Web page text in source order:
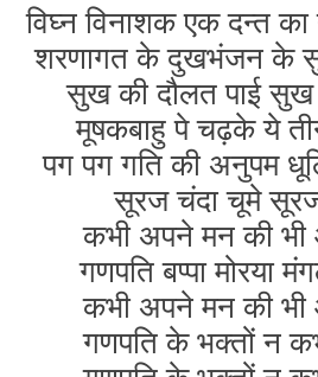
विघ्न विनाशक एक दन्त
शरणागत के दुखभंजन के
सुख की दौलत पाई सुख
मूषकबाहु पे चढ़के ये
पग पग गति की अनुपम
सूरज चंदा चूमे
कभी अपने मन की
गणपति बप्पा मोरया
कभी अपने मन की
गणपति के भक्तों न